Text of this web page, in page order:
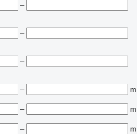
–
–
–
–
m
–
m
–
m